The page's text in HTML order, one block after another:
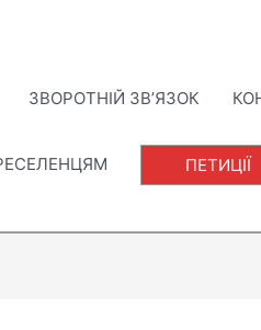
ЗВОРОТНІЙ ЗВ’ЯЗОК
ПЕТИЦІЇ